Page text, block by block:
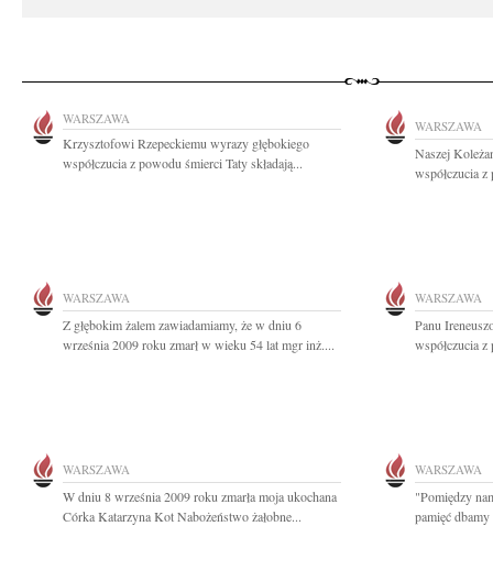
WARSZAWA
Krzysztofowi Rzepeckiemu wyrazy głębokiego
współczucia z powodu śmierci Taty składają...
WARSZAWA
Naszej
współczucia
WARSZAWA
Z głębokim żalem zawiadamiamy, że w dniu 6
września 2009 roku zmarł w wieku 54 lat mgr inż....
WARSZAWA
Panu
współczucia
WARSZAWA
W dniu 8 września 2009 roku zmarła moja ukochana
Córka Katarzyna Kot Nabożeństwo żałobne...
WARSZAWA
"Pomiędzy
pamięć